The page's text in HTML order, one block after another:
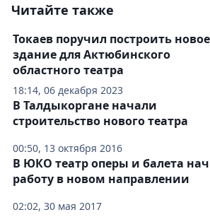
Читайте также
18:14, 06 декабря 2023
Токаев поручил построить новое
здание для Актюбинского
областного театра
00:50, 13 октября 2016
В Талдыкоргане начали
строительство нового театра
02:02, 30 мая 2017
В ЮКО театр оперы и балета
работу в новом направлении